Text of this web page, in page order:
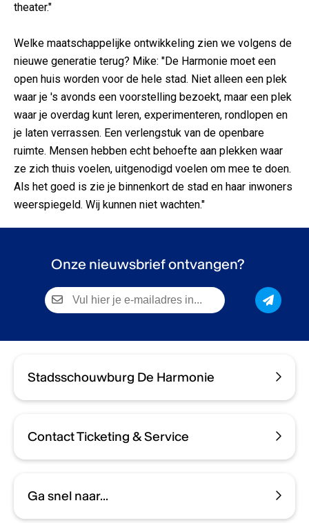
theater."
Welke maatschappelijke ontwikkeling zien we volgens de
nieuwe generatie terug? Mike: "De Harmonie moet een
open huis worden voor de hele stad. Niet alleen een plek
waar je 's avonds een voorstelling bezoekt, maar een plek
waar je overdag kunt leren, experimenteren, rondlopen en
je laten verrassen. Een verlengstuk van de openbare
ruimte. Mensen hebben echt behoefte aan plekken waar
ze zich thuis voelen, uitgenodigd voelen om mee te doen.
Als het goed is zie je binnenkort de stad en haar inwoners
weerspiegeld. Wij kunnen niet wachten."
Onze nieuwsbrief ontvangen?
Stadsschouwburg De Harmonie
Contact Ticketing & Service
Ga snel naar...